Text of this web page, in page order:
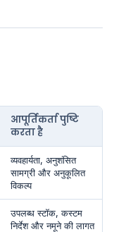
आपूर्तिकर्ता पुष्टि
करता है
व्यवहार्यता, अनुशंसित
सामग्री और अनुकूलित
विकल्प
उपलब्ध स्टॉक, कस्टम
निर्देश और नमूने की लागत